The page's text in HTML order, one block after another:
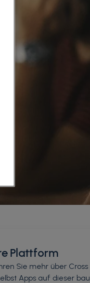
Plattform
Sie mehr über
Apps auf dieser